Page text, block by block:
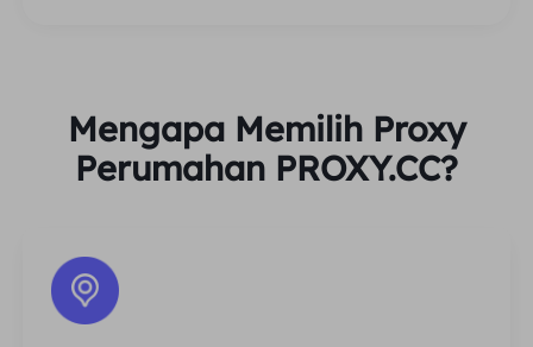
Mengapa Memilih Proxy
Perumahan PROXY.CC?